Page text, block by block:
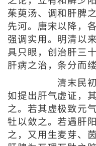
茱萸汤、调和肝脾
先河。唐宋以降，
强调实用。明清以
具只眼，创治肝三
肝病之治，条分而缕
清末民初
如提出肝气虚证，
之。若其虚极致元
牡以敛之。若遇肝
之，又用生麦芽、